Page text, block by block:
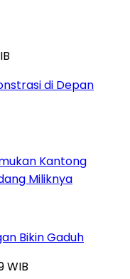
di Depan
Kantong
Miliknya
Bikin Gaduh
WIB